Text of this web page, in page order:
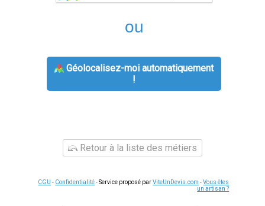
ou
Géolocalisez-moi automatiquement
!
Retour à la liste des métiers
CGU - Confidentialité- Service proposé parViteUnDevis.com -Vous êtes
un artisan ?